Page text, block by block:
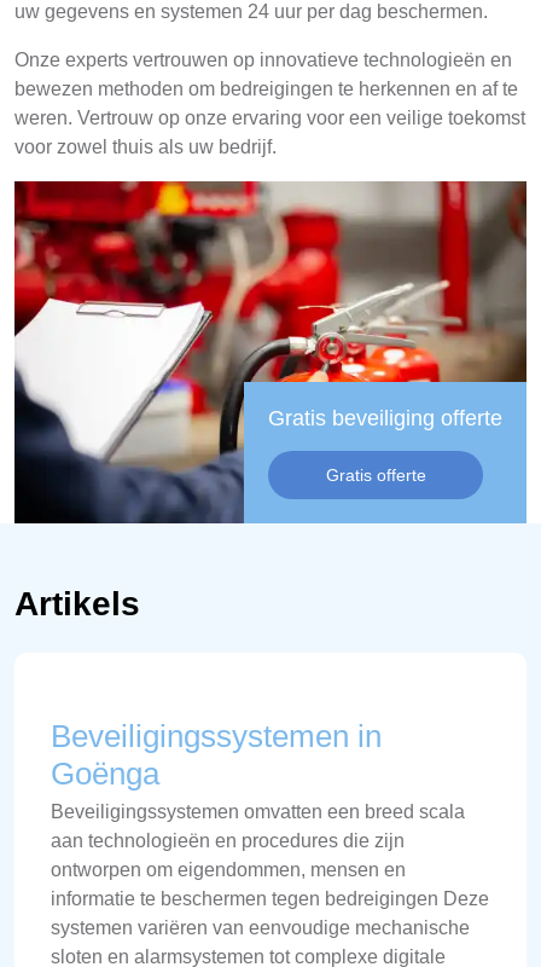
uw gegevens en systemen 24 uur per dag beschermen.
Onze experts vertrouwen op innovatieve technologieën en
bewezen methoden om bedreigingen te herkennen en af te
weren. Vertrouw op onze ervaring voor een veilige toekomst
voor zowel thuis als uw bedrijf.
Gratis beveiliging offerte
Gratis offerte
Artikels
Beveiligingssystemen in
Goënga
Beveiligingssystemen omvatten een breed scala
aan technologieën en procedures die zijn
ontworpen om eigendommen, mensen en
informatie te beschermen tegen bedreigingen Deze
systemen variëren van eenvoudige mechanische
sloten en alarmsystemen tot complexe digitale